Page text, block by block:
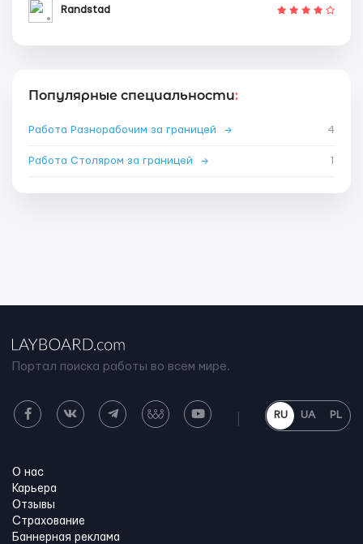
Randstad
Популярные специальности:
Работа Разнорабочим за границей → 4
Работа Столяром за границей → 1
Портал поиска работы во всем мире.
RU UA PL
О нас
Карьера
Отзывы
Страхование
Баннерная реклама